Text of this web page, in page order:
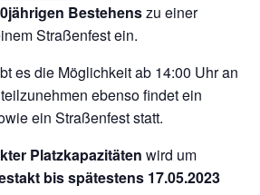
Bestehenszu einer
Straßenfest ein.
es die Möglichkeit ab 14:00 Uhr an
ebenso findet ein
ein Straßenfest statt.
Platzkapazitäten wird um
bis spätestens 17.05.2023